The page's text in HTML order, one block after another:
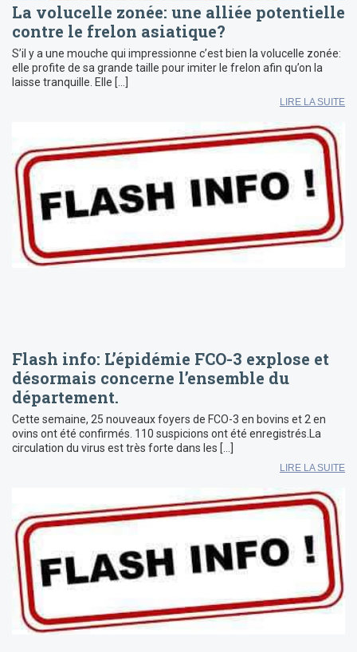
La volucelle zonée: une alliée potentielle
contre le frelon asiatique?
S’il y a une mouche qui impressionne c’est bien la volucelle zonée:
elle profite de sa grande taille pour imiter le frelon afin qu’on la
laisse tranquille. Elle […]
LIRE LA SUITE
Flash info: L’épidémie FCO-3 explose et
désormais concerne l’ensemble du
département.
Cette semaine, 25 nouveaux foyers de FCO-3 en bovins et 2 en
ovins ont été confirmés. 110 suspicions ont été enregistrés.La
circulation du virus est très forte dans les […]
LIRE LA SUITE